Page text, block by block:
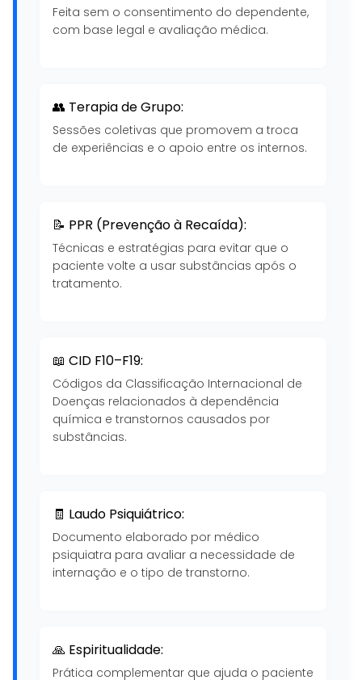
Feita sem o consentimento do dependente,
com base legal e avaliação médica.
👥 Terapia de Grupo:
Sessões coletivas que promovem a troca
de experiências e o apoio entre os internos.
📝 PPR (Prevenção à Recaída):
Técnicas e estratégias para evitar que o
paciente volte a usar substâncias após o
tratamento.
📖 CID F10–F19:
Códigos da Classificação Internacional de
Doenças relacionados à dependência
química e transtornos causados por
substâncias.
🧾 Laudo Psiquiátrico:
Documento elaborado por médico
psiquiatra para avaliar a necessidade de
internação e o tipo de transtorno.
🙏 Espiritualidade:
Prática complementar que ajuda o paciente